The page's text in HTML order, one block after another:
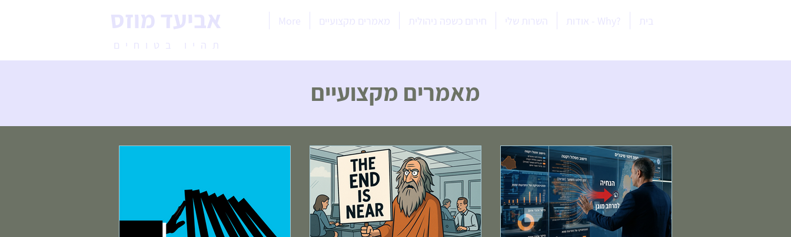
בית ?Why - אודות השרות שלי חירום כשפה ניהולית מאמרים מקצועיים More אביעד מוזס
תהיו בטוחים
מאמרים מקצועיים